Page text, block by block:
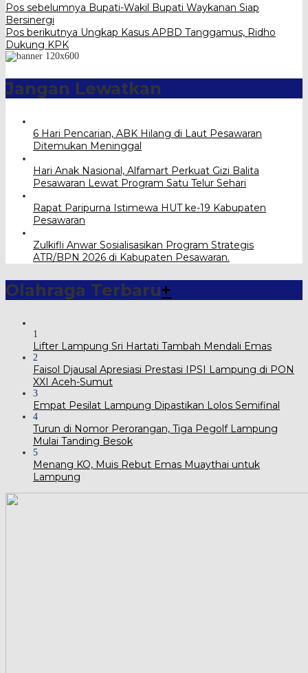
Pos sebelumnya Bupati-Wakil Bupati Waykanan Siap
Bersinergi
Pos berikutnya Ungkap Kasus APBD Tanggamus, Ridho
Dukung KPK
Jangan Lewatkan
6 Hari Pencarian, ABK Hilang di Laut Pesawaran
Ditemukan Meninggal
Hari Anak Nasional, Alfamart Perkuat Gizi Balita
Pesawaran Lewat Program Satu Telur Sehari
Rapat Paripurna Istimewa HUT ke-19 Kabupaten
Pesawaran
Zulkifli Anwar Sosialisasikan Program Strategis
ATR/BPN 2026 di Kabupaten Pesawaran.
Olahraga Terbaru+
1
Lifter Lampung Sri Hartati Tambah Mendali Emas
2
Faisol Djausal Apresiasi Prestasi IPSI Lampung di PON
XXI Aceh-Sumut
3
Empat Pesilat Lampung Dipastikan Lolos Semifinal
4
Turun di Nomor Perorangan, Tiga Pegolf Lampung
Mulai Tanding Besok
5
Menang KO, Muis Rebut Emas Muaythai untuk
Lampung